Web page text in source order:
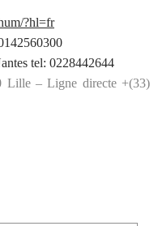
?hl=fr
tel: 0228442644
Lille – Ligne directe +(33)